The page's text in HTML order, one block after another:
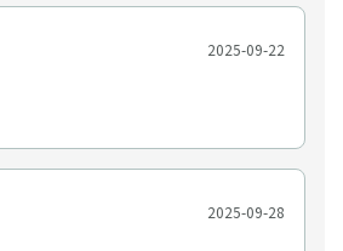
2025-09-22
2025-09-28